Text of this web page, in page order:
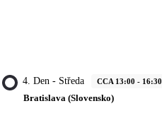
4. Den - Středa CCA 13:00 - 16:30
Bratislava (Slovensko)